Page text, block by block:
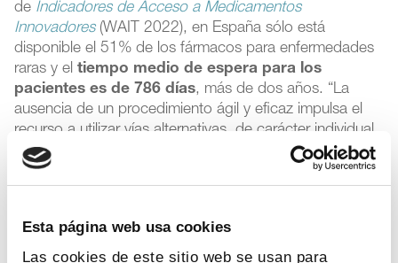
Esta página web usa cookies
Las cookies de este sitio web se usan para
de Indicadores de Acceso a Medicamentos
Innovadores(WAIT 2022), en España sólo está
disponible el 51% de los fármacos para enfermedades
raras y eltiempo medio de espera para los
pacientes es de 786 días, más de dos años. “La
ausencia de un procedimiento ágil y eficaz impulsa el
recurso a utilizar vías alternativas, de carácter individual,
que no fueron diseñadas para este fin, como es el caso
de los medicamentos en situaciones especiales, lo cual
La directora de Acceso de Farmaindustria ha apuntado